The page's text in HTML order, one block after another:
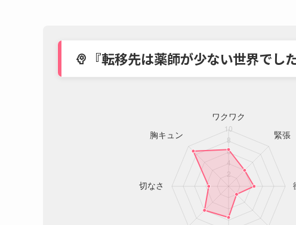
psychology 『転移先は薬師が少ない世界でし